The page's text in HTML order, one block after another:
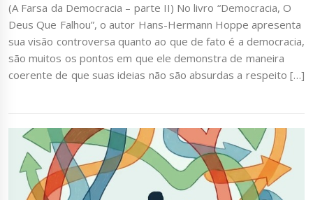
(A Farsa da Democracia – parte II) No livro “Democracia, O
Deus Que Falhou”, o autor Hans-Hermann Hoppe apresenta
sua visão controversa quanto ao que de fato é a democracia,
são muitos os pontos em que ele demonstra de maneira
coerente de que suas ideias não são absurdas a respeito […]